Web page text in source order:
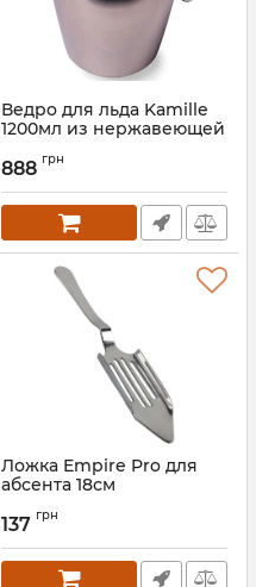
Ведро для льда Kamille
1200мл из нержавеющей
стенками и крышкой
Артикул: KM-4355
888 грн
Ложка Empire Pro для
абсента 18см
137 грн